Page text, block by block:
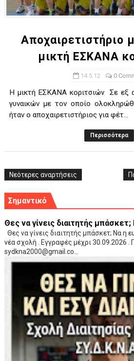
ΧΡΟΝΙΑ ΠΟΛΛΑ ΣΤΟ ΕΛΛΗΝΙΚΟ
Ο δρόμος για τον 29ο τελικό
U21: Τεράστια πρόκριση για τον
Γ΄ανδρών play offs : "Σκληρό"
Play off B εφήβων Β φάση Στο f4 ΑΕ
Αποχαιρετιστήριο
μικτή ΕΣΚΑΝΑ
14.5.12 0
Η μικτή ΕΣΚΑΝΑ κοριτσιών Σε εξ
γυναικών με τον οποίο
ήταν ο αποχαιρετιστήριος για φέτ...
Περισσότερα
Νεότερες αναρτήσεις
Σημαντικό
Θες να γίνεις διαιτητής μπάσκετ;
Θες να γίνεις διαιτητής μπάσκετ; Να η
νέα σχολή . Εγγραφές μέχρι 30.09.2026 .
sydkna2000@gmail.co...